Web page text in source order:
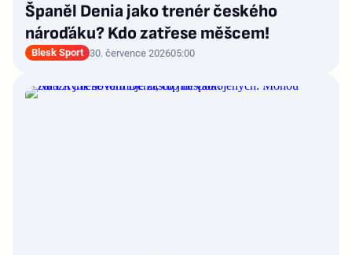
Španěl Denia jako trenér českého
nároďáku? Kdo zatřese měšcem!
Blesk Sport 30. července 202605:00